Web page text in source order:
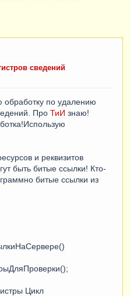
сведений
по удалению
Про ТиИ знаю!
и реквизитов
быть битые ссылки! Кто-
битые ссылки из
Цикл